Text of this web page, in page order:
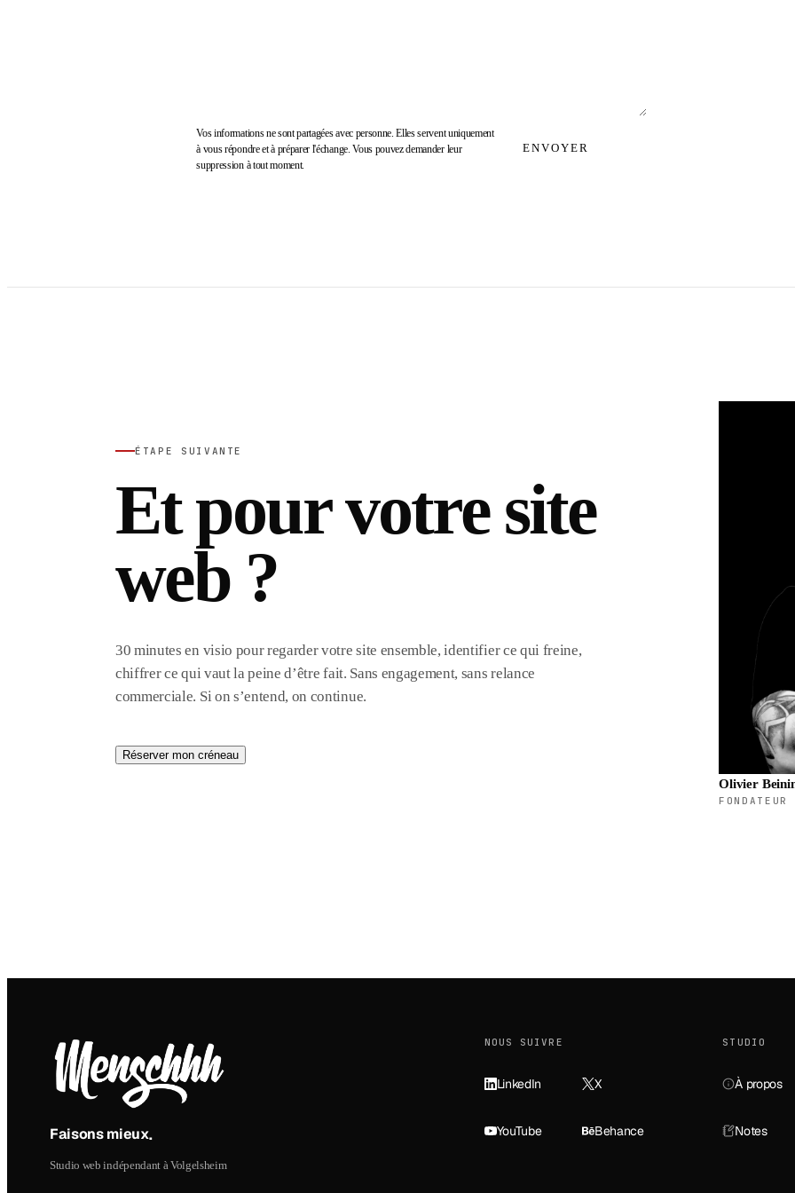
ENVOYER
Vos informations ne sont partagées avec personne. Elles servent uniquement
à vous répondre et à préparer l'échange. Vous pouvez demander leur
suppression à tout moment.
ÉTAPE SUIVANTE
Et pour votre site
web ?
30 minutes en visio pour regarder votre site ensemble, identifier ce qui freine,
chiffrer ce qui vaut la peine d’être fait. Sans engagement, sans relance
commerciale. Si on s’entend, on continue.
Réserver mon créneau
Olivier
Faisons mieux.
Studio web indépendant à Volgelsheim
NOUS SUIVRE
LinkedIn X
YouTube Behance
STUDIO
À propos
Notes